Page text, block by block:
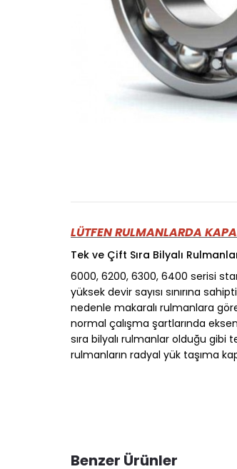
LÜTFEN RULMANLARDA
Tek ve Çift Sıra Bilyalı
6000, 6200, 6300, 6400 serisi
yüksek devir sayısı sınırına
nedenle makaralı rulmanlara
normal çalışma şartlarında
sıra bilyalı rulmanlar olduğu gibi
rulmanların radyal yük taşıma
Benzer Ürünler